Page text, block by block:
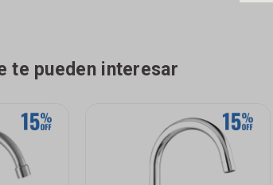
te pueden interesar